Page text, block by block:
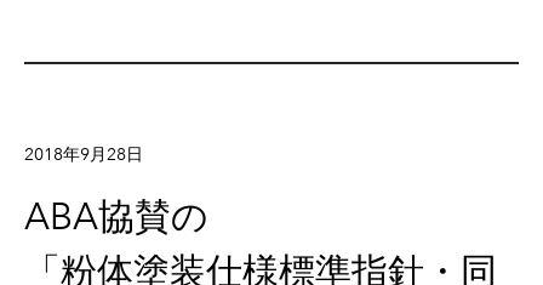
2018年9月28日
ABA協賛の
「粉体塗装仕様標準指針・同